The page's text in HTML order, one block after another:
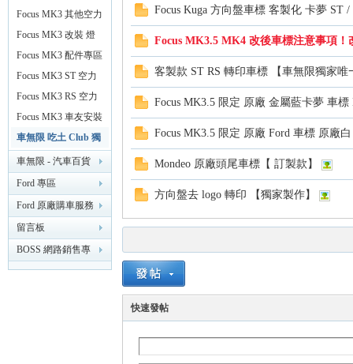
無
機
Focus MK3 其他空力
套件
Focus MK3 改裝 燈
光類〈大燈 / 尾燈 /
霧燈〉
Focus MK3 配件專區
百貨
Focus MK3 ST 空力
套件
Focus MK3 RS 空力
套件
Focus MK3 車友安裝
實錄
車無限 吃土 Club 獨
家專區
車無限 - 汽車百貨
改裝 精品 【台南新
化】
Ford 專區
Ford 原廠購車服務
專區
留言板
BOSS 網路銷售專
業討論版
Focus Kuga 方向盤車標 客製化 卡夢 ST /
Focus MK3.5 MK4 改後車標注意事項！
客製款 ST RS 轉印車標 【車無限獨家唯
Focus MK3.5 限定 原廠 金屬藍卡夢 車
Focus MK3.5 限定 原廠 Ford 車標 原廠
Mondeo 原廠頭尾車標【 訂製款】
方向盤去 logo 轉印 【獨家製作】
快速發帖